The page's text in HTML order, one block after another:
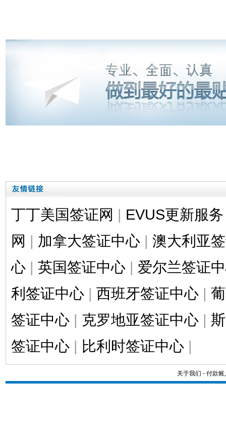
丁丁美国签证网 | EVUS更新服务
网 | 加拿大签证中心 | 澳大利亚
心 | 英国签证中心 | 爱尔兰签证
利签证中心 | 西班牙签证中心 |
签证中心 | 克罗地亚签证中心 |
签证中心 | 比利时签证中心 |
关于我们 - 付款账